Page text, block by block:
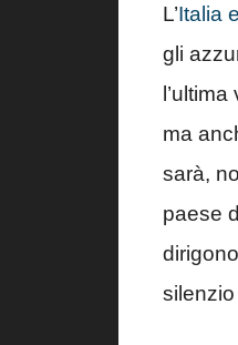
L’Italia
gli
ma
sarà,
paese